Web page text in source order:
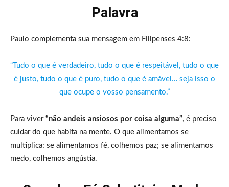
Palavra
Paulo complementa sua mensagem em Filipenses 4:8:
“Tudo o que é verdadeiro, tudo o que é respeitável, tudo o que
é justo, tudo o que é puro, tudo o que é amável… seja isso o
que ocupe o vosso pensamento.”
Para viver “não andeis ansiosos por coisa alguma”, é preciso
cuidar do que habita na mente. O que alimentamos se
multiplica: se alimentamos fé, colhemos paz; se alimentamos
medo, colhemos angústia.